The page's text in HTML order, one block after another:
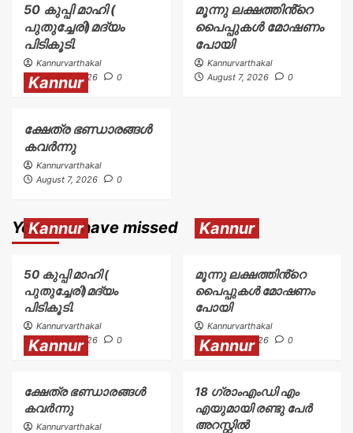
50 കുപ്പി മാഹി (
പുതുച്ചേരി)മദ്യം
പിടികൂടി.
Kannurvarthakal
August 7, 2026
0
മൂന്നു ലക്ഷത്തിൻ്റെ
പൈപ്പുകൾ മോഷണം
പോയി
Kannurvarthakal
August 7, 2026
0
Kannur
ക്ഷേത്ര ഭണ്ഡാരങ്ങൾ
കവർന്നു
Kannurvarthakal
August 7, 2026
0
You may have missed
Kannur
50 കുപ്പി മാഹി (
പുതുച്ചേരി)മദ്യം
പിടികൂടി.
Kannurvarthakal
August 7, 2026
0
Kannur
മൂന്നു ലക്ഷത്തിൻ്റെ
പൈപ്പുകൾ മോഷണം
പോയി
Kannurvarthakal
August 7, 2026
0
Kannur
ക്ഷേത്ര ഭണ്ഡാരങ്ങൾ
കവർന്നു
Kannurvarthakal
Kannur
18 ഗ്രാംഎംഡി എം
എയുമായി രണ്ടു പേർ
അറസ്റ്റിൽ